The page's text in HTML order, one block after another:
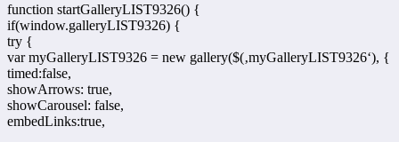
function startGalleryLIST9326() {
if(window.galleryLIST9326) {
try {
var myGalleryLIST9326 = new gallery($(‚myGalleryLIST9326‘), {
timed:false,
showArrows: true,
showCarousel: false,
embedLinks:true,